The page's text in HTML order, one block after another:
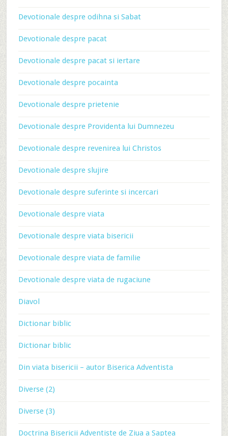
Devotionale despre odihna si Sabat
Devotionale despre pacat
Devotionale despre pacat si iertare
Devotionale despre pocainta
Devotionale despre prietenie
Devotionale despre Providenta lui Dumnezeu
Devotionale despre revenirea lui Christos
Devotionale despre slujire
Devotionale despre suferinte si incercari
Devotionale despre viata
Devotionale despre viata bisericii
Devotionale despre viata de familie
Devotionale despre viata de rugaciune
Diavol
Dictionar biblic
Dictionar biblic
Din viata bisericii – autor Biserica Adventista
Diverse (2)
Diverse (3)
Doctrina Bisericii Adventiste de Ziua a Saptea